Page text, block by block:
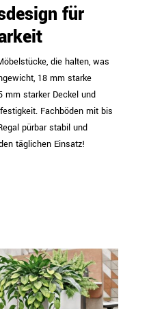
für
die halten, was
18 mm starke
mm starker Deckel und
Fachböden mit bis
pürbar stabil und
täglichen Einsatz!